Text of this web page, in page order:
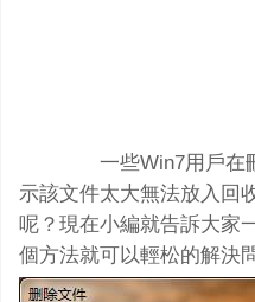
一些Win7用戶在
示該文件太大無法放入回
呢？現在小編就告訴大家
個方法就可以輕松的解決